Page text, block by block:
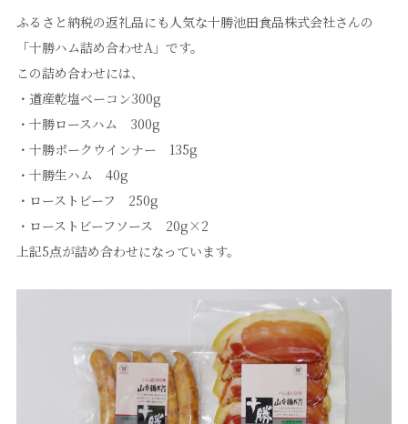
ふるさと納税の返礼品にも人気な十勝池田食品株式会社さんの
「十勝ハム詰め合わせA」です。
この詰め合わせには、
・道産乾塩ベーコン300g
・十勝ロースハム 300g
・十勝ポークウインナー 135g
・十勝生ハム 40g
・ローストビーフ 250g
・ローストビーフソース 20g×2
上記5点が詰め合わせになっています。